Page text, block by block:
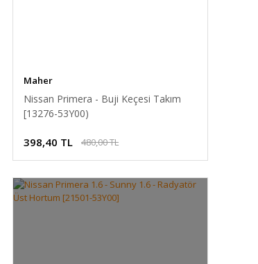
Maher
Nissan Primera - Buji Keçesi Takım
[13276-53Y00)
398,40 TL 480,00 TL